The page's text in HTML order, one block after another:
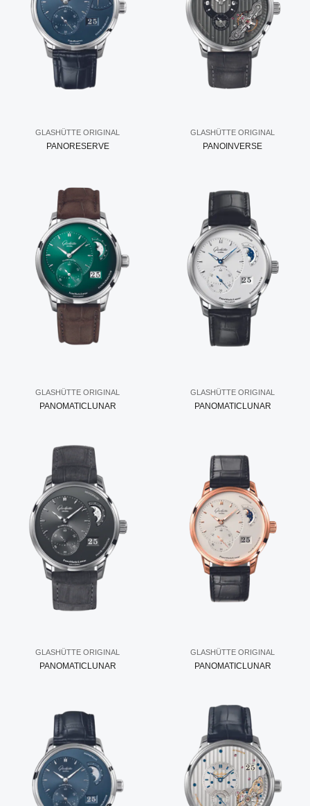
GLASHÜTTE ORIGINAL
PANORESERVE
GLASHÜTTE ORIGINAL
PANOINVERSE
GLASHÜTTE ORIGINAL
PANOMATICLUNAR
GLASHÜTTE ORIGINAL
PANOMATICLUNAR
GLASHÜTTE ORIGINAL
PANOMATICLUNAR
GLASHÜTTE ORIGINAL
PANOMATICLUNAR